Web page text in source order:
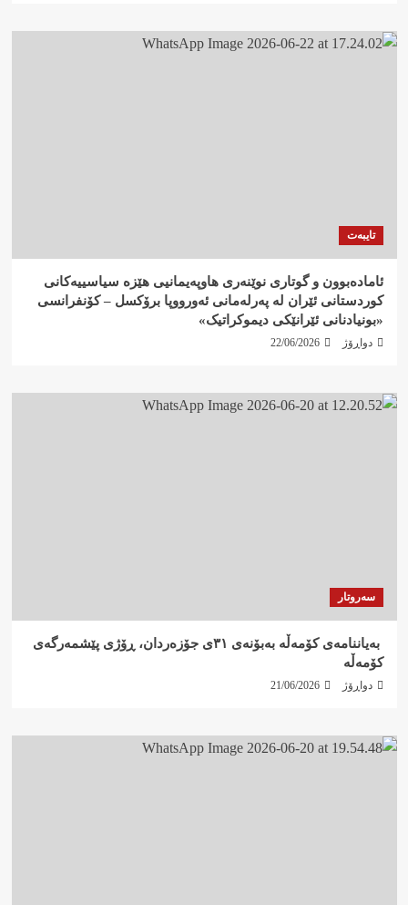
تایبەت
ئامادەبوون و گوتاری نوێنەری هاوپەیمانیی هێزە سیاسییەکانی
کوردستانی ئێران لە پەرلەمانی ئەورووپا برۆکسل – کۆنفرانسی
«بونیادنانی ئێرانێکی دیموکراتیک»
دواڕۆژ 22/06/2026
سەروتار
‍ بەیاننامەی کۆمەڵە بەبۆنەی ٣١ی جۆزەردان، ڕۆژی پێشمەرگەی
کۆمەڵە
دواڕۆژ 21/06/2026